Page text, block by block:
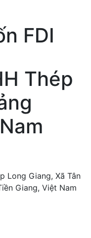
FDI
Thép
Long Giang, Xã Tân
Giang, Việt Nam